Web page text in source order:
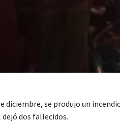
diciembre, se produjo un
dejó dos fallecidos.